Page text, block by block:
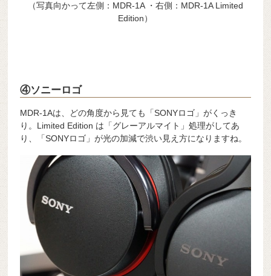
（写真向かって左側：MDR-1A ・右側：MDR-1A Limited
Edition）
④ソニーロゴ
MDR-1Aは、どの角度から見ても「SONYロゴ」がくっき
り。Limited Edition は「グレーアルマイト」処理がしてあ
り、「SONYロゴ」が光の加減で渋い見え方になりますね。